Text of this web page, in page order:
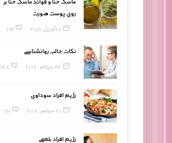
روی پوست صورت
18 آوریل, 2018 199
نکات جالب روانشناسی
23 سپتامبر, 2017 148
رژیم افراد سوداوی
20 سپتامبر, 2017 191
رژیم افراد بلغمی